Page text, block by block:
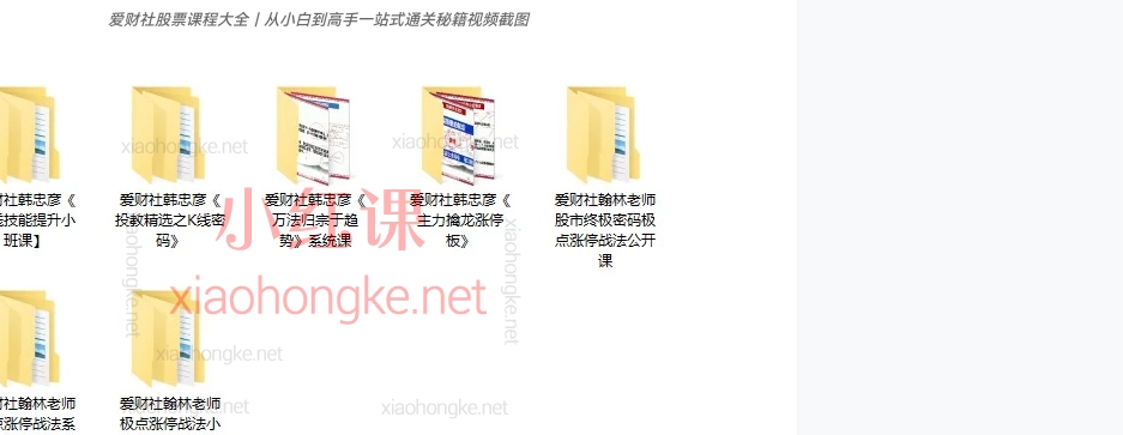
爱财社股票课程大全｜从小白到高手一站式通关秘籍视频截图